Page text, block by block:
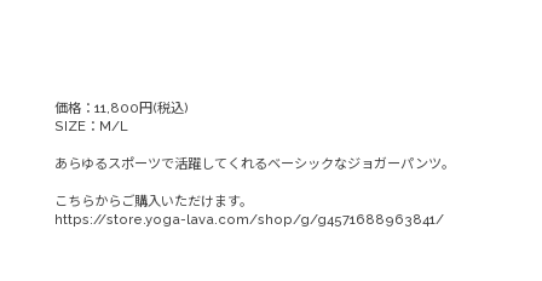
価格：11,800円(税込)
SIZE：M/L
あらゆるスポーツで活躍してくれるベーシックなジョガーパンツ。
こちらからご購入いただけます。
https://store.yoga-lava.com/shop/g/g4571688963841/